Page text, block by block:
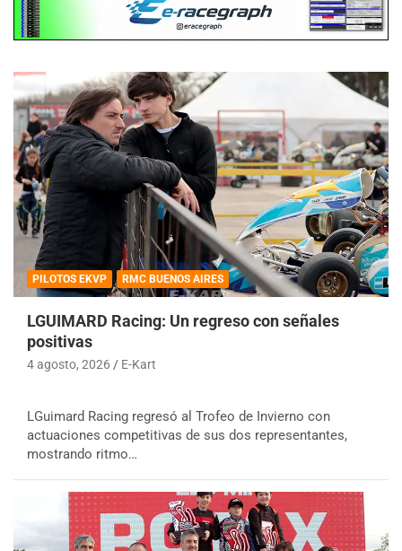
PILOTOS EKVP RMC BUENOS AIRES
LGUIMARD Racing: Un regreso con señales
positivas
4 agosto, 2026 E-Kart
LGuimard Racing regresó al Trofeo de Invierno con
actuaciones competitivas de sus dos representantes,
mostrando ritmo…